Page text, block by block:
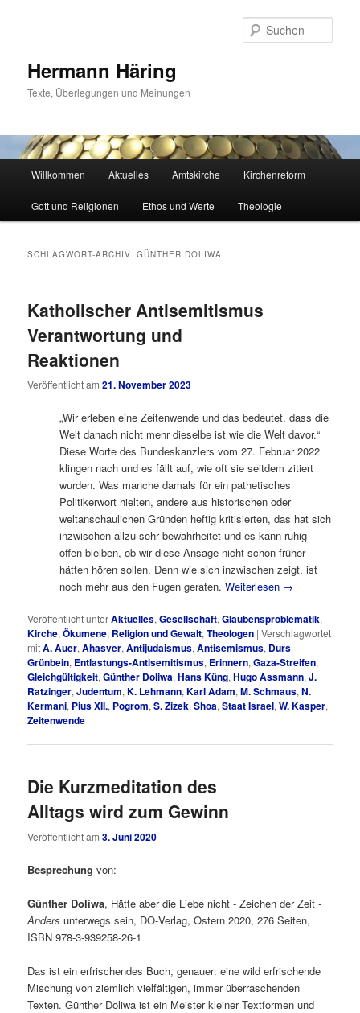
Hermann Häring
Texte, Überlegungen und Meinungen
Willkommen Aktuelles Amtskirche Kirchenreform
Gott und Religionen Ethos und Werte Theologie
SCHLAGWORT-ARCHIV:GÜNTHER DOLIWA
Katholischer Antisemitismus
Verantwortung und
Reaktionen
Veröffentlicht am21. November 2023
„Wir erleben eine Zeitenwende und das bedeutet, dass die
Welt danach nicht mehr dieselbe ist wie die Welt davor.“
Diese Worte des Bundeskanzlers vom 27. Februar 2022
klingen nach und es fällt auf, wie oft sie seitdem zitiert
wurden. Was manche damals für ein pathetisches
Politikerwort hielten, andere aus historischen oder
weltanschaulichen Gründen heftig kritisierten, das hat sich
inzwischen allzu sehr bewahrheitet und es kann ruhig
offen bleiben, ob wir diese Ansage nicht schon früher
hätten hören sollen. Denn wie sich inzwischen zeigt, ist
noch mehr aus den Fugen geraten.Weiterlesen →
Veröffentlicht unterAktuelles,Gesellschaft,Glaubensproblematik,
Kirche,Ökumene, Religion und Gewalt,Theologen |Verschlagwortet
mitA. Auer,Ahasver,Antijudaismus,Antisemismus, Durs
Grünbein, Entlastungs-Antisemitismus, Erinnern,Gaza-Streifen,
Gleichgültigkeit,Günther Doliwa,Hans Küng,Hugo Assmann,J.
Ratzinger,Judentum,K. Lehmann,Karl Adam,M. Schmaus,N.
Kermani, Pius XII., Pogrom,S. Zizek,Shoa,Staat Israel,W. Kasper,
Zeitenwende
Die Kurzmeditation des
Alltags wird zum Gewinn
Veröffentlicht am3. Juni 2020
Besprechungvon:
Günther Doliwa, Hätte aber die Liebe nicht ‑ Zeichen der Zeit ‑
Anders unterwegs sein, DO‑Verlag, Ostern 2020, 276 Seiten,
ISBN 978-3-939258-26-1
Das ist ein erfrischendes Buch, genauer: eine wild erfrischende
Mischung von ziemlich vielfältigen, immer überraschenden
Texten. Günther Doliwa ist ein Meister kleiner Textformen und